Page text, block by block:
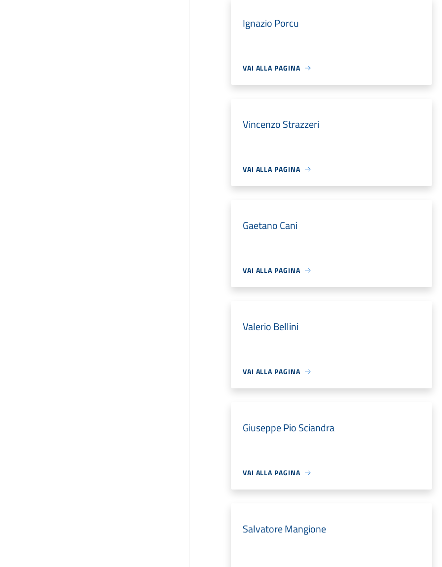
Ignazio Porcu
VAI ALLA PAGINA
Vincenzo Strazzeri
VAI ALLA PAGINA
Gaetano Cani
VAI ALLA PAGINA
Valerio Bellini
VAI ALLA PAGINA
Giuseppe Pio Sciandra
VAI ALLA PAGINA
Salvatore Mangione